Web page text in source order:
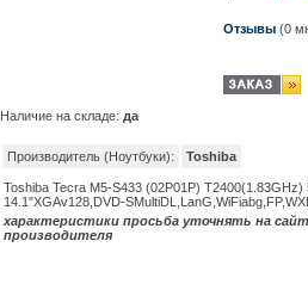
Отзывы(0
Наличие на складе: да
Производитель (Ноутбуки): Toshiba
Toshiba Tecra M5-S433 (02P01P) T2400(1.83GHz)
14.1"XGAv128,DVD-
характеристики просьба уточнять на
производителя